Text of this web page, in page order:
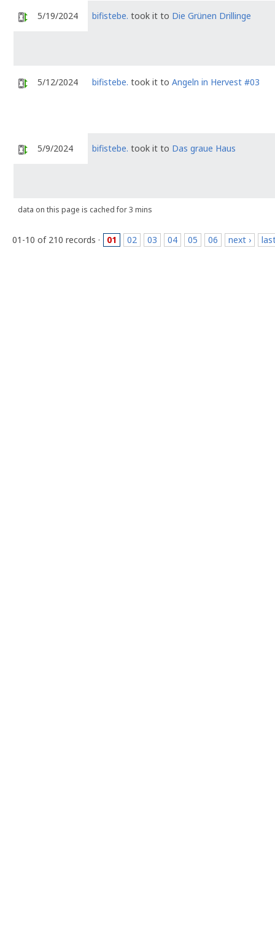
5/19/2024 bifistebe. took it to Die Grünen Drillinge
5/12/2024 bifistebe. took it to Angeln in Hervest #03
5/9/2024 bifistebe. took it to Das graue Haus
data on this page is cached for 3 mins
01-10 of 210 records · 01 02 03 04 05 06 next ›